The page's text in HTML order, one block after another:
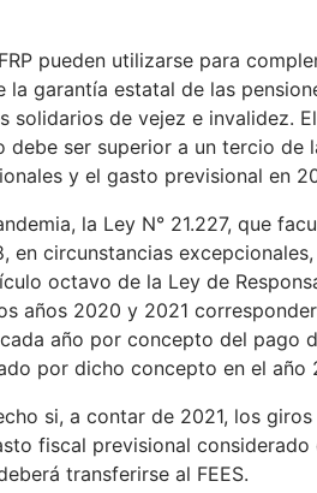
pueden utilizarse para
garantía estatal de las
solidarios de vejez e invalidez.
debe ser superior a un tercio de
y el gasto previsional en
la Ley N° 21.227, que
en circunstancias
octavo de la Ley de
años 2020 y 2021
año por concepto del pago
por dicho concepto en el año
si, a contar de 2021, los
fiscal previsional
transferirse al FEES.